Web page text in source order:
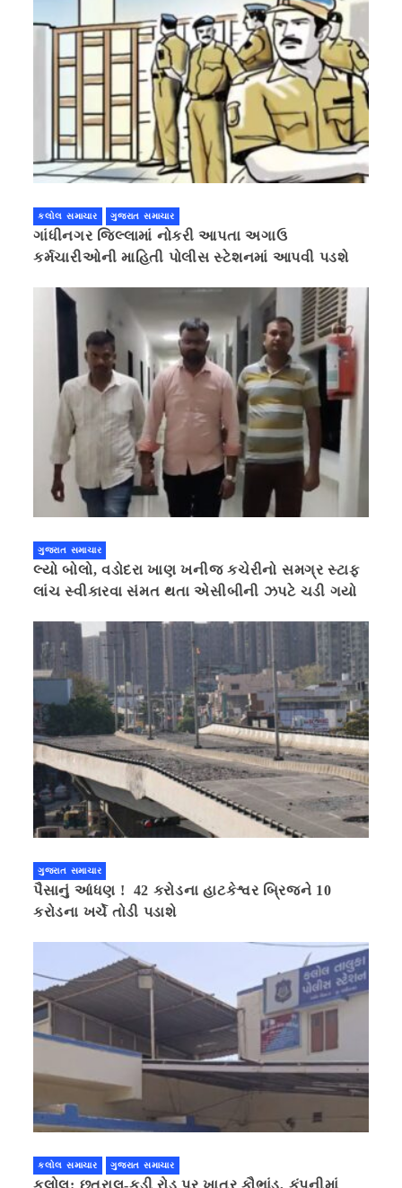
કલોલ સમાચાર ગુજરાત સમાચાર
ગાંધીનગર જિલ્લામાં નોકરી આપતા અગાઉ
કર્મચારીઓની માહિતી પોલીસ સ્ટેશનમાં આપવી પડશે
ગુજરાત સમાચાર
લ્યો બોલો, વડોદરા ખાણ ખનીજ કચેરીનો સમગ્ર સ્ટાફ
લાંચ સ્વીકારવા સંમત થતા એસીબીની ઝપટે ચડી ગયો
ગુજરાત સમાચાર
પૈસાનું આંધણ ! 42 કરોડના હાટકેશ્વર બ્રિજને 10
કરોડના ખર્ચે તોડી પડાશે
કલોલ સમાચાર ગુજરાત સમાચાર